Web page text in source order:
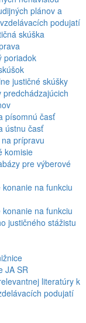
plánov a
podujatí
skúška
poriadok
justičné skúšky
predchádzajúcich
písomnú časť
ústnu časť
prípravu
komisie
pre výberové
konanie na funkciu
konanie na funkciu
justičného stážistu
JA SR
literatúry k
podujatí